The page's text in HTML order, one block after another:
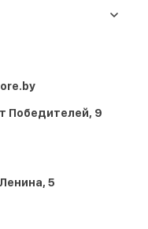
Победителей, 9
5